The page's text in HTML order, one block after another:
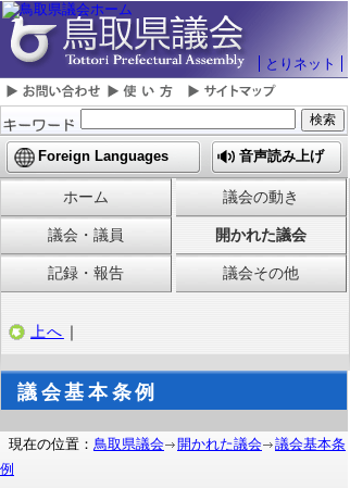
とりネット
Foreign Languages 音声読み上げ
ホーム 議会の動き
議会・議員 開かれた議会
記録・報告 議会その他
上へ ｜
議会基本条例
現在の位置： 鳥取県議会 開かれた議会
議会基本条
例